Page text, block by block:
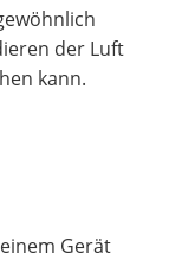
der Luft
kann.
Gerät